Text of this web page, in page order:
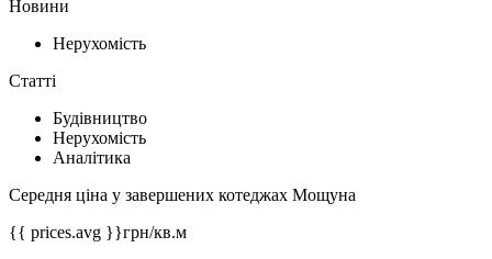
Новини
Нерухомість
Статті
Будівництво
Нерухомість
Аналітика
Середня ціна у завершених котеджах Мощуна
{{ prices.avg }}грн/кв.м